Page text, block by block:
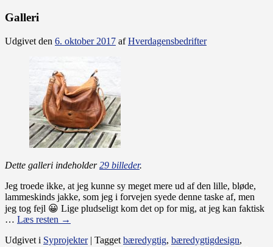
Galleri
Udgivet den 6. oktober 2017 afHverdagensbedrifter
Dette galleri indeholder29 billeder.
Jeg troede ikke, at jeg kunne sy meget mere ud af den lille, bløde,
lammeskinds jakke, som jeg i forvejen syede denne taske af, men
jeg tog fejl 😀 Lige pludseligt kom det op for mig, at jeg kan faktisk
… Læs resten →
Udgivet i Syprojekter | Tagget bæredygtig, bæredygtigdesign,